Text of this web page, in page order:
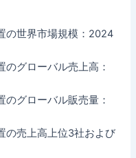
の世界市場規模：2024
のグローバル売上高：
のグローバル販売量：
の売上高上位3社および